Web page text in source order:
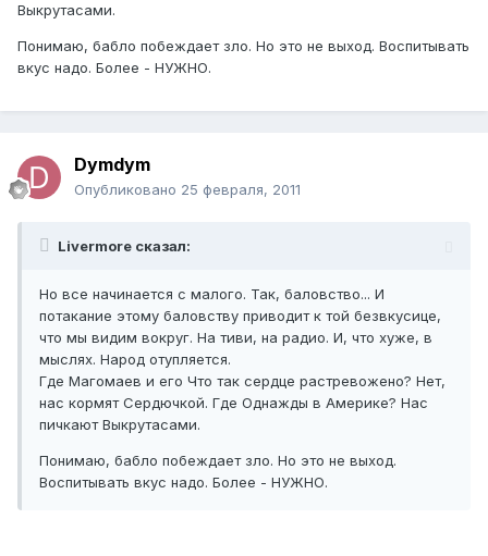
Выкрутасами.
Понимаю, бабло побеждает зло. Но это не выход. Воспитывать
вкус надо. Более - НУЖНО.
Dymdym
Опубликовано 25 февраля, 2011
Livermore сказал:
Но все начинается с малого. Так, баловство... И
потакание этому баловству приводит к той безвкусице,
что мы видим вокруг. На тиви, на радио. И, что хуже, в
мыслях. Народ отупляется.
Где Магомаев и его Что так сердце растревожено? Нет,
нас кормят Сердючкой. Где Однажды в Америке? Нас
пичкают Выкрутасами.
Понимаю, бабло побеждает зло. Но это не выход.
Воспитывать вкус надо. Более - НУЖНО.